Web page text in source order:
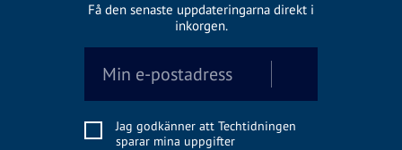
Få den senaste uppdateringarna direkt i
inkorgen.
Jag godkänner att Techtidningen
sparar mina uppgifter